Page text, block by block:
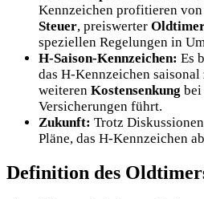
Kennzeichen profitieren
Steuer, preiswerter
speziellen Regelungen in
H-Saison-Kennzeichen: Es
das H-Kennzeichen
weiteren Kostensenkung bei
Versicherungen führt.
Zukunft: Trotz
Pläne, das H-Kennzeichen
Definition des